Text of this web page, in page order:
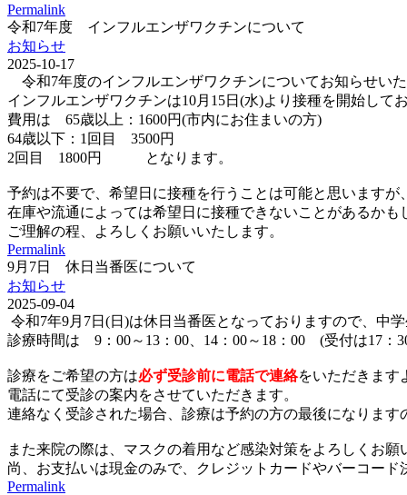
Permalink
令和7年度 インフルエンザワクチンについて
お知らせ
2025-10-17
令和7年度のインフルエンザワクチンについてお知らせい
インフルエンザワクチンは10月15日(水)より接種を開始して
費用は 65歳以上：1600円(市内にお住まいの方)
64歳以下：1回目 3500円
2回目 1800円 となります。
予約は不要で、希望日に接種を行うことは可能と思いますが
在庫や流通によっては希望日に接種できないことがあるかも
ご理解の程、よろしくお願いいたします。
Permalink
9月7日 休日当番医について
お知らせ
2025-09-04
令和7年9月7日(日)は休日当番医となっておりますので、中
診療時間は 9：00～13：00、14：00～18：00 (受付は17
診療をご希望の方は必ず受診前に電話で連絡をいただきます
電話にて受診の案内をさせていただきます。
連絡なく受診された場合、診療は予約の方の最後になりま
また来院の際は、マスクの着用など感染対策をよろしくお願
尚、お支払いは現金のみで、クレジットカードやバーコード
Permalink